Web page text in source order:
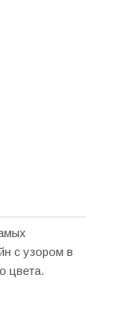
с узором в
цвета.